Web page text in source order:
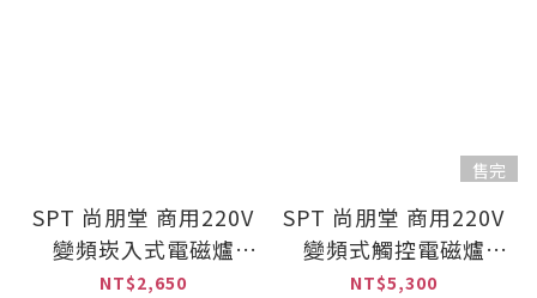
SPT 尚朋堂 商用220V
變頻崁入式電磁爐
(SR-C150)
NT$2,650
售完
SPT 尚朋堂 商用220V
變頻式觸控電磁爐
(SR-E200)/速
NT$5,300